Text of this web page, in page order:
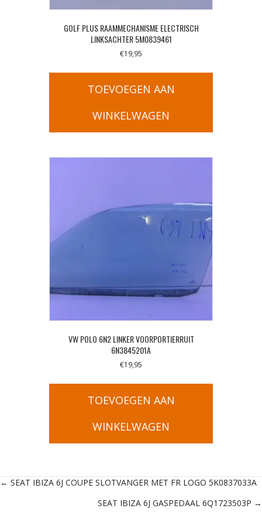
GOLF PLUS RAAMMECHANISME ELECTRISCH
LINKSACHTER 5M0839461
€19,95
TOEVOEGEN AAN
WINKELWAGEN
VW POLO 6N2 LINKER VOORPORTIERRUIT
6N3845201A
€19,95
TOEVOEGEN AAN
WINKELWAGEN
Posts
← SEAT IBIZA 6J COUPE SLOTVANGER MET FR LOGO 5K0837033A
SEAT IBIZA 6J GASPEDAAL 6Q1723503P →